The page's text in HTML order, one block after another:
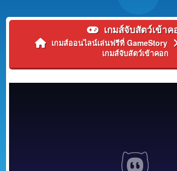
เกมส์จับสัตว์เข้าค
เกมส์ออนไลน์เล่นฟรีที่ GameStory
เกมส์จับสัตว์เข้าคอก